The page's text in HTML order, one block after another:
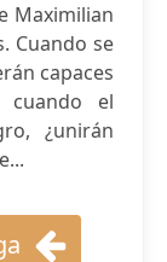
Maximilian
Cuando se
capaces
el
¿unirán